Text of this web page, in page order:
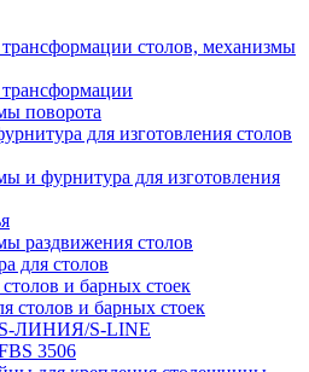
столов, механизмы
поворота
для изготовления столов
и фурнитура для изготовления
раздвижения столов
для столов
и барных стоек
столов и барных стоек
S-ЛИНИЯ/S-LINE
3506